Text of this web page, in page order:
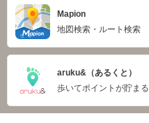
Mapion
地図検索・ルート検索
aruku&（あるくと）
歩いてポイントが貯まる